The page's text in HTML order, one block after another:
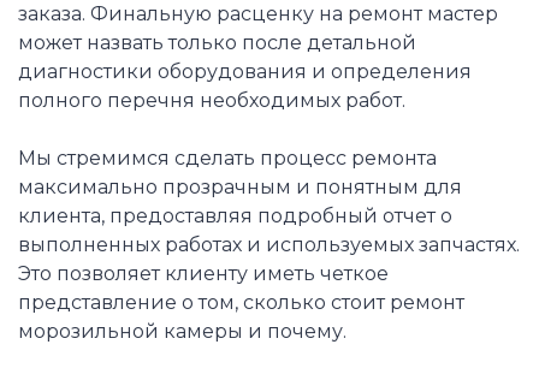
заказа. Финальную расценку на ремонт мастер
может назвать только после детальной
диагностики оборудования и определения
полного перечня необходимых работ.
Мы стремимся сделать процесс ремонта
максимально прозрачным и понятным для
клиента, предоставляя подробный отчет о
выполненных работах и используемых запчастях.
Это позволяет клиенту иметь четкое
представление о том, сколько стоит ремонт
морозильной камеры и почему.